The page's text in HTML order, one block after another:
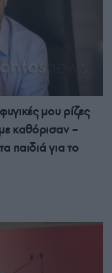
μου ρίζες
καθόρισαν –
παιδιά για το